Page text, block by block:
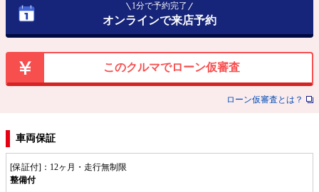
1分で予約完了
オンラインで来店予約
このクルマでローン仮審査
ローン仮審査とは？
車両保証
[保証付]：12ヶ月・走行無制限
整備付